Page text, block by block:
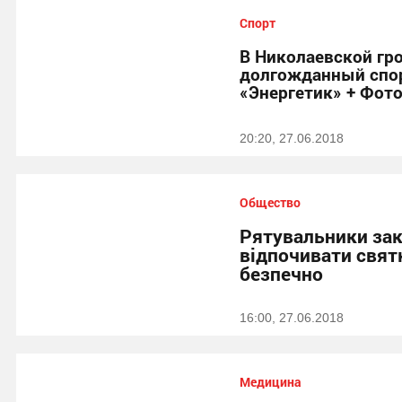
Спорт
В Николаевской
долгожданный
«Энергетик» + Фото
20:20, 27.06.2018
Общество
Рятувальники
відпочивати
безпечно
16:00, 27.06.2018
Медицина